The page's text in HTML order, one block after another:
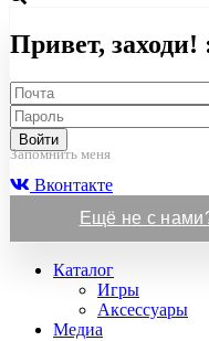
Привет, заходи!
Войти
Запомнить меня
Вконтакте
Ещё не с
Каталог
Игры
Аксессуары
Медиа